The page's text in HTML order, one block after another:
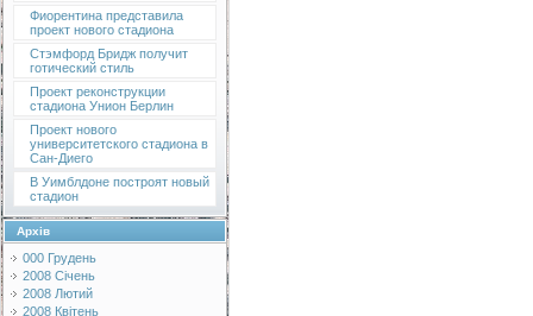
Фиорентина представила
проект нового стадиона
Стэмфорд Бридж получит
готический стиль
Проект реконструкции
стадиона Унион Берлин
Проект нового
университетского стадиона в
Сан-Диего
В Уимблдоне построят новый
стадион
Архів
000 Грудень
2008 Січень
2008 Лютий
2008 Квітень